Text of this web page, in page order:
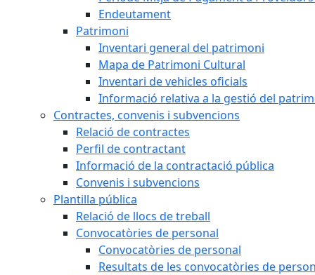
Endeutament
Patrimoni
Inventari general del patrimoni
Mapa de Patrimoni Cultural
Inventari de vehicles oficials
Informació relativa a la gestió del
Contractes, convenis i subvencions
Relació de contractes
Perfil de contractant
Informació de la contractació pública
Convenis i subvencions
Plantilla pública
Relació de llocs de treball
Convocatòries de personal
Convocatòries de personal
Resultats de les convocatòries de